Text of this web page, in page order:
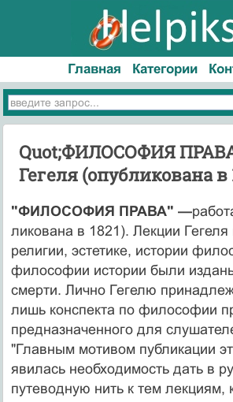
Главная Категории
Quot;ФИЛОСОФИЯ
Гегеля (опуб­ликована в
"ФИЛОСОФИЯ ПРАВА" —
ликована в 1821). Лекции Гегеля
религии, эс­тетике, истории
философии истории бы­ли
смерти. Лично Гегелю
лишь конспекта по философии
предназначенного для
"Главным мотивом публикации
явилась необходимость дать в
путеводную нить к тем лекциям,